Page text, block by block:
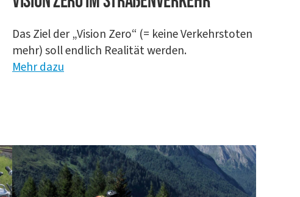
Das Ziel der „Visi­on Zero“ (= kei­ne Ver­kehrs­to­ten
mehr) soll end­lich Rea­li­tät wer­den.
Mehr dazu